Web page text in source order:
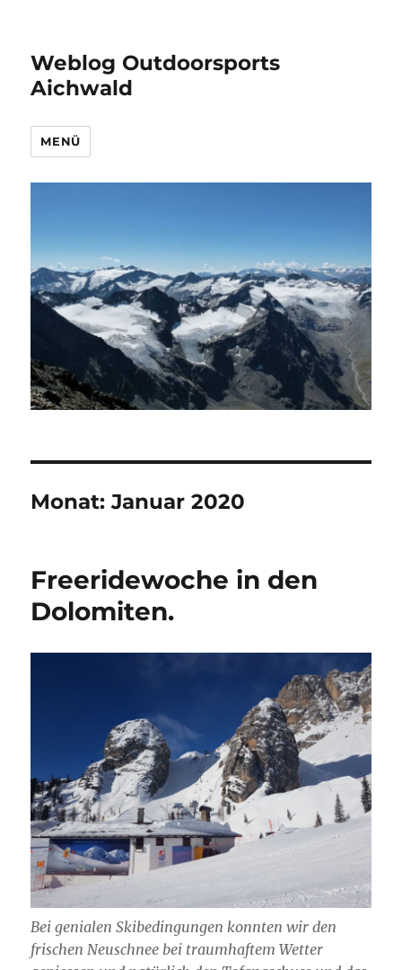
Weblog Outdoorsports
Aichwald
MENÜ
Monat:Januar 2020
Freeridewoche in den
Dolomiten.
Bei genialen Skibedingungen konnten wir den
frischen Neuschnee bei traumhaftem Wetter